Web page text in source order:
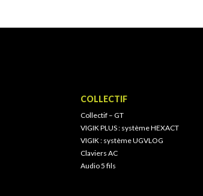
COLLECTIF
Collectif – GT
VIGIK PLUS : système HEXACT
VIGIK : système UGVLOG
Claviers AC
Audio 5 fils